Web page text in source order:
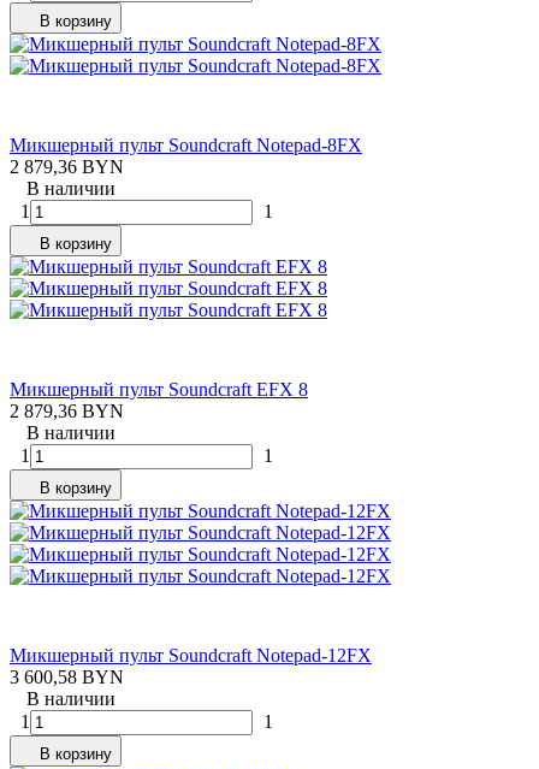
В корзину
Микшерный пульт Soundcraft Notepad-8FX
2 879,36 BYN
В наличии
1
1
В корзину
Микшерный пульт Soundcraft EFX 8
2 879,36 BYN
В наличии
1
1
В корзину
Микшерный пульт Soundcraft Notepad-12FX
3 600,58 BYN
В наличии
1
1
В корзину